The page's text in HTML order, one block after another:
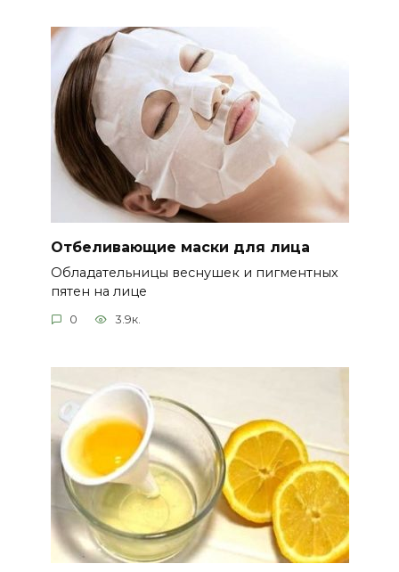
Отбеливающие маски для лица
Обладательницы веснушек и пигментных
пятен на лице
0 3.9к.